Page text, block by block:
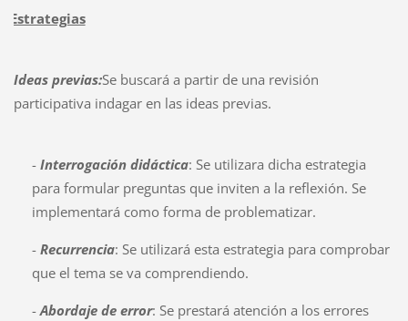
Estrategias
Ideas previas:Se buscará a partir de una revisión
participativa indagar en las ideas previas.
- Interrogación didáctica: Se utilizara dicha estrategia
para formular preguntas que inviten a la reflexión. Se
implementará como forma de problematizar.
- Recurrencia: Se utilizará esta estrategia para comprobar
que el tema se va comprendiendo.
-Abordaje de error: Se prestará atención a los errores